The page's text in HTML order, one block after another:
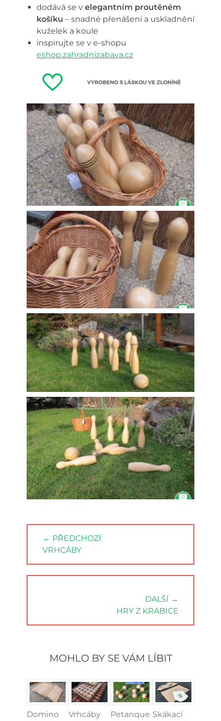
dodává se v elegantním proutěném
košíku – snadné přenášení a uskladnění
kuželek a koule
inspirujte se v e-shopu
eshop.zahradnizabava.cz
pro
příspěvek
← PŘEDCHOZÍ
PREVIOUS
POST:
VRHCÁBY
DALŠÍ →
POST:
HRY Z KRABICE
MOHLO BY SE VÁM LÍBIT
Domino Vrhcáby Petanque Skákací